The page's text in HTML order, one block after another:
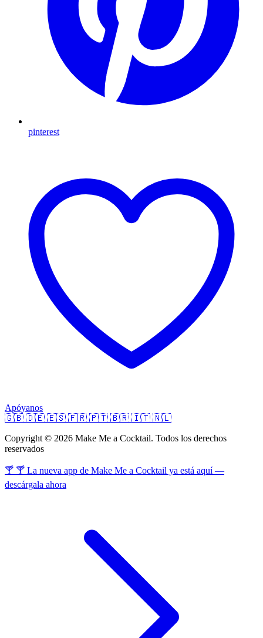
pinterest
Apóyanos
🇬🇧 🇩🇪 🇪🇸 🇫🇷 🇵🇹 🇧🇷 🇮🇹 🇳🇱
Copyright © 2026 Make Me a Cocktail. Todos los derechos
reservados
🍸 🍸 La nueva app de Make Me a Cocktail ya está aquí —
descárgala ahora